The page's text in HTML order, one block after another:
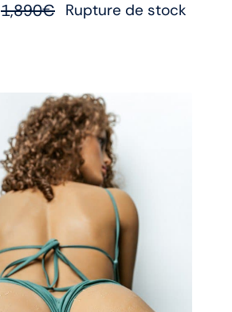
1,890€Le
1,890€.
Le
1,690€.
Rupture de stock